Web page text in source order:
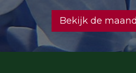
Bekijk de